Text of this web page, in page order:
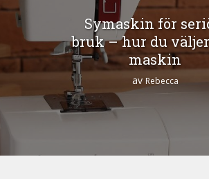
Symaskin för
bruk – hur du
maskin
av Rebecca